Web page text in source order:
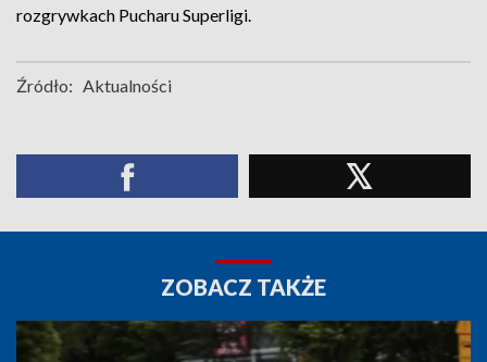
rozgrywkach Pucharu Superligi.
Źródło: Aktualności
ZOBACZ TAKŻE